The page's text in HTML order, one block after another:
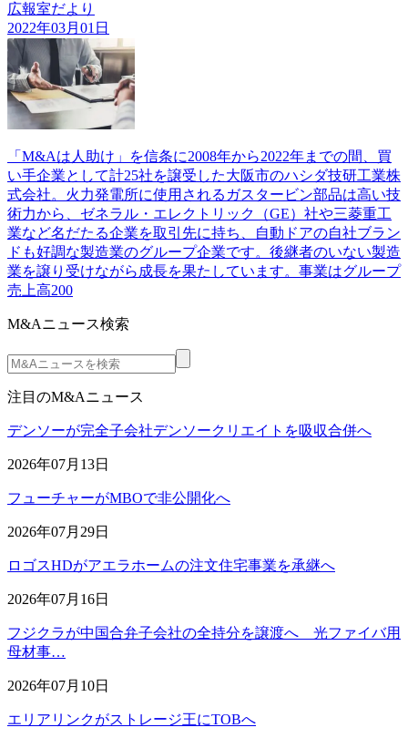
広報室だより
2022年03月01日
「M&Aは人助け」を信条に2008年から2022年までの間、買
い手企業として計25社を譲受した大阪市のハシダ技研工業株
式会社。火力発電所に使用されるガスタービン部品は高い技
術力から、ゼネラル・エレクトリック（GE）社や三菱重工
業など名だたる企業を取引先に持ち、自動ドアの自社ブラン
ドも好調な製造業のグループ企業です。後継者のいない製造
業を譲り受けながら成長を果たしています。事業はグループ
売上高200
M&Aニュース検索
注目のM&Aニュース
デンソーが完全子会社デンソークリエイトを吸収合併へ
2026年07月13日
フューチャーがMBOで非公開化へ
2026年07月29日
ロゴスHDがアエラホームの注文住宅事業を承継へ
2026年07月16日
フジクラが中国合弁子会社の全持分を譲渡へ 光ファイバ用
母材事…
2026年07月10日
エリアリンクがストレージ王にTOBへ